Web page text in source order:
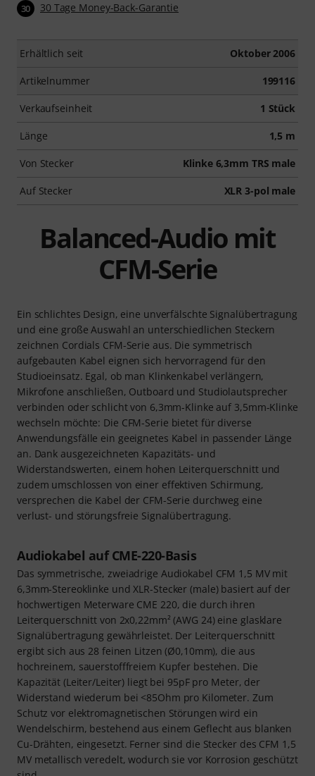
30 30 Tage Money-Back-Garantie
Erhältlich seit Oktober 2006
Artikelnummer 199116
Verkaufseinheit 1 Stück
Länge 1,5 m
Von Stecker Klinke 6,3mm TRS male
Auf Stecker XLR 3-pol male
Balanced-Audio mit
CFM-Serie
Ein schlichtes Design, eine unverfälschte Signalübertragung
und eine große Auswahl an unterschiedlichen Steckern
zeichnen Cordials CFM-Serie aus. Die symmetrisch
aufgebauten Kabel eignen sich hervorragend für den
Studioeinsatz. Egal, ob man Klinkenkabel verlängern,
Mikrofone anschließen, Outboard und Studiolautsprecher
verbinden oder schlicht von 6,3mm-Klinke auf 3,5mm-Klinke
wechseln möchte: Die CFM-Serie bietet für diverse
Anwendungsfälle ein geeignetes Kabel in passender Länge
an. Dank ausgezeichneten Kapazitäts- und
Widerstandswerten, einem hohen Leiterquerschnitt und
zudem umschlossen von einer effektiven Schirmung,
versprechen die Kabel der CFM-Serie durchweg eine
verlust- und störungsfreie Signalübertragung.
Audiokabel auf CME-220-Basis
Das symmetrische, zweiadrige Audiokabel CFM 1,5 MV mit
6,3mm-Stereoklinke und XLR-Stecker (male) basiert auf der
hochwertigen Meterware CME 220, die durch ihren
Leiterquerschnitt von 2x0,22mm² (AWG 24) eine glasklare
Signalübertragung gewährleistet. Der Leiterquerschnitt
ergibt sich aus 28 feinen Litzen (Ø0,10mm), die aus
hochreinem, sauerstofffreiem Kupfer bestehen. Die
Kapazität (Leiter/Leiter) liegt bei 95pF pro Meter, der
Widerstand wiederum bei <85Ohm pro Kilometer. Zum
Schutz vor elektromagnetischen Störungen wird ein
Wendelschirm, bestehend aus einem Geflecht aus blanken
Cu-Drähten, eingesetzt. Ferner sind die Stecker des CFM 1,5
MV metallisch veredelt, wodurch sie vor Korrosion geschützt